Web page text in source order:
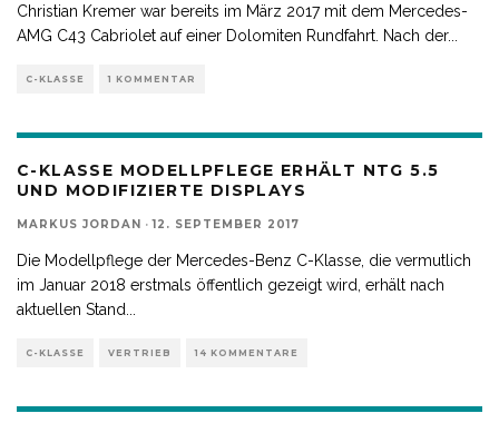
Christian Kremer war bereits im März 2017 mit dem Mercedes-
AMG C43 Cabriolet auf einer Dolomiten Rundfahrt. Nach der...
C-KLASSE 1 KOMMENTAR
C-KLASSE MODELLPFLEGE ERHÄLT NTG 5.5
UND MODIFIZIERTE DISPLAYS
MARKUS JORDAN · 12. SEPTEMBER 2017
Die Modellpflege der Mercedes-Benz C-Klasse, die vermutlich
im Januar 2018 erstmals öffentlich gezeigt wird, erhält nach
aktuellen Stand
C-KLASSE VERTRIEB 14 KOMMENTARE